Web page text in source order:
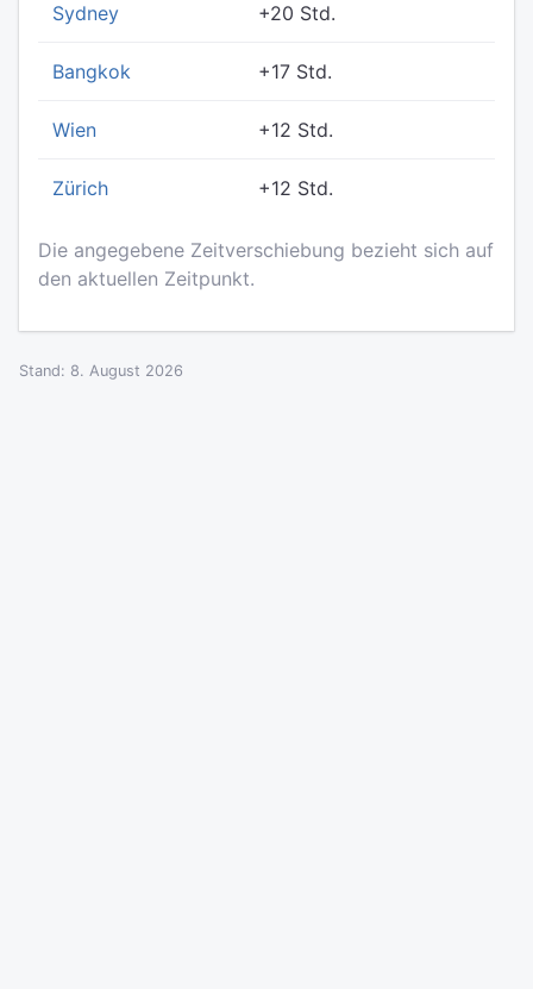
Sydney +20 Std.
Bangkok +17 Std.
Wien +12 Std.
Zürich +12 Std.
Die angegebene Zeitverschiebung bezieht sich auf
den aktuellen Zeitpunkt.
Stand: 8. August 2026